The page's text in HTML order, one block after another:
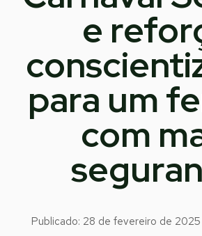
e
para um
com
Publicado: 28 de fevereiro de 2025